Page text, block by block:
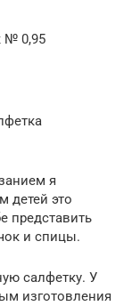
№ 0,95
я
детей это
представить
и спицы.
салфетку. У
изготовления